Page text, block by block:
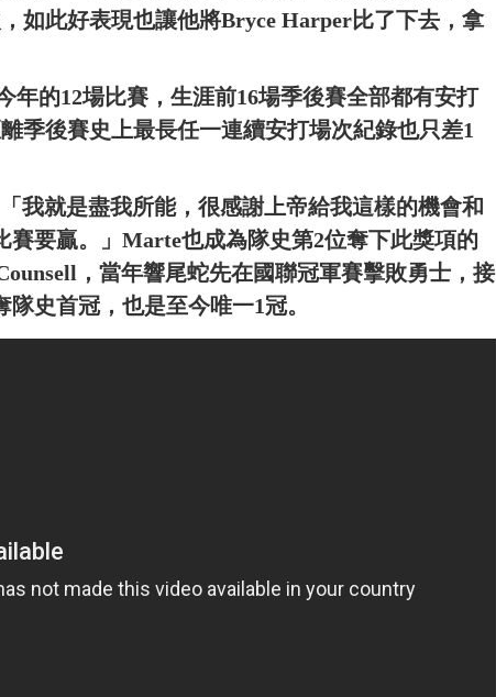
如此好表現也讓他將Bryce Harper比了下去，拿
年的12場比賽，生涯前16場季後賽全部都有安打
季後賽史上最長任一連續安打場次紀錄也只差1
我就是盡我所能，很感謝上帝給我這樣的機會和
賽要贏。」Marte也成為隊史第2位奪下此獎項的
，當年響尾蛇先在國聯冠軍賽擊敗勇士，接
史首冠，也是至今唯一1冠。